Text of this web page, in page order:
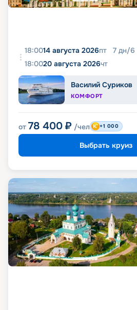
18:0014 августа 2026пт 7 дн/6
18:0020 августа 2026чт
Василий Суриков
КОМФОРТ
от 78 400 ₽ /чел +1 000
Выбрать круиз